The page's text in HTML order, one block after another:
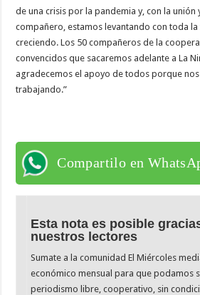
de una crisis por la pandemia y, con la unión
compañero, estamos levantando con toda
creciendo. Los 50 compañeros de la
convencidos que sacaremos adelante a La
agradecemos el apoyo de todos porque
trabajando.”
Compartilo en
Esta nota es posible
nuestros lectores
Sumate a la comunidad El Miércoles
económico mensual para que podamos
periodismo libre, cooperativo, sin